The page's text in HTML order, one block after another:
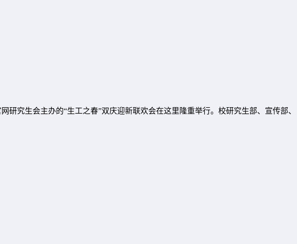
究生会主办的“生工之春”双庆迎新联欢会在这里隆重举行。校研究生部、宣传部、